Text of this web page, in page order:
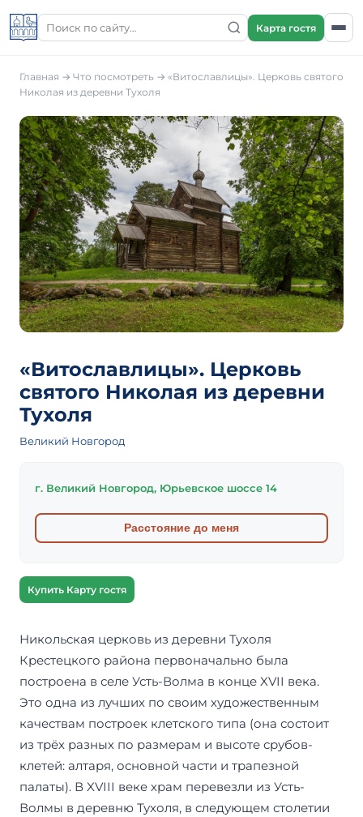
Карта гостя
Главная → Что посмотреть → «Витославлицы». Церковь святого
Николая из деревни Тухоля
«Витославлицы». Церковь
святого Николая из деревни
Тухоля
Великий Новгород
г. Великий Новгород, Юрьевское шоссе 14
Расстояние до меня
Купить Карту гостя
Никольская церковь из деревни Тухоля
Крестецкого района первоначально была
построена в селе Усть-Волма в конце XVII века.
Это одна из лучших по своим художественным
качествам построек клетского типа (она состоит
из трёх разных по размерам и высоте срубов-
клетей: алтаря, основной части и трапезной
палаты). В XVIII веке храм перевезли из Усть-
Волмы в деревню Тухоля, в следующем столетии